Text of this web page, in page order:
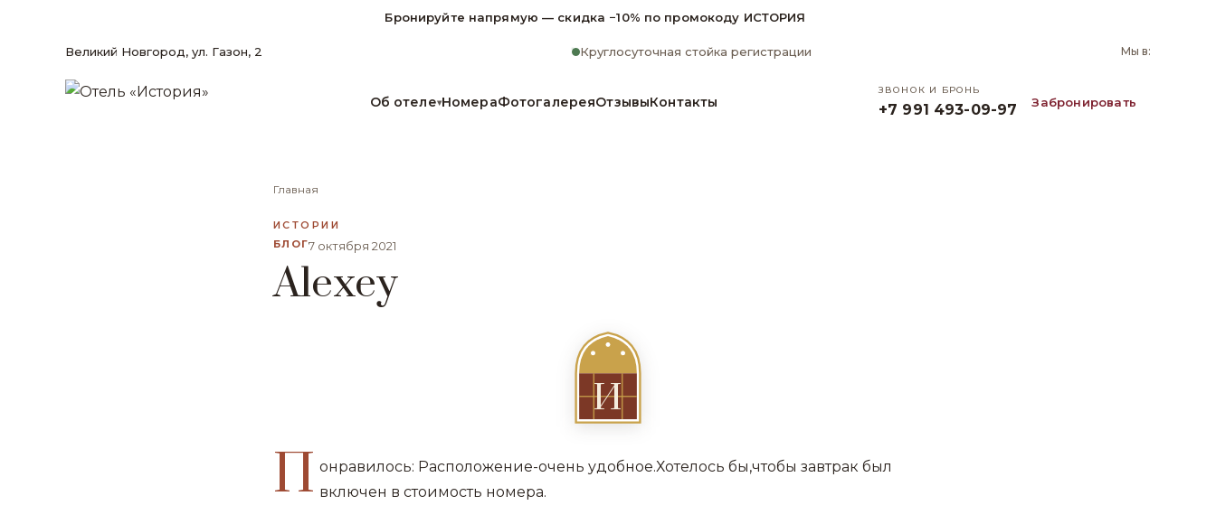
Бронируйте напрямую — скидка −10% по промокоду ИСТОРИЯ
Великий Новгород, ул. Газон, 2 Круглосуточная стойка регистрации Мы в:
Об отеле▾НомераФотогалереяОтзывыКонтакты
ЗВОНОК И БРОНЬ
+7 991 493-09-97 Забронировать
Главная
ИСТОРИИ
БЛОГ7 октября 2021
Alexey
И
П онравилось: Расположение-очень удобное.Хотелось бы,чтобы завтрак был
включен в стоимость номера.